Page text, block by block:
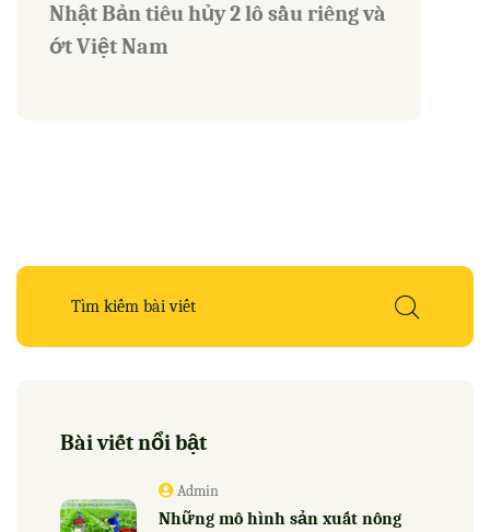
Nhật Bản tiêu hủy 2 lô sầu riêng và
ớt Việt Nam
Bài viết nổi bật
Admin
Những mô hình sản xuất nông